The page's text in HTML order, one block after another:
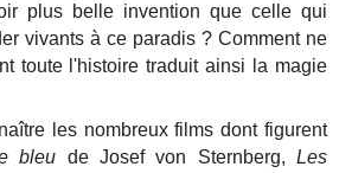
plus belle invention que celle qui
vivants à ce paradis ? Comment ne
toute l'histoire traduit ainsi la magie
les nombreux films dont figurent
bleu de Josef von Sternberg, Les